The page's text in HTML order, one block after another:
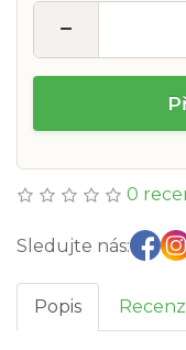
−
0
Sledujte nás:
Popis